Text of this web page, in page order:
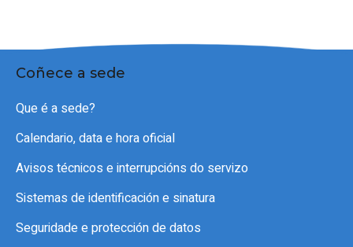
Coñece a sede
Que é a sede?
Calendario, data e hora oficial
Avisos técnicos e interrupcións do servizo
Sistemas de identificación e sinatura
Seguridade e protección de datos